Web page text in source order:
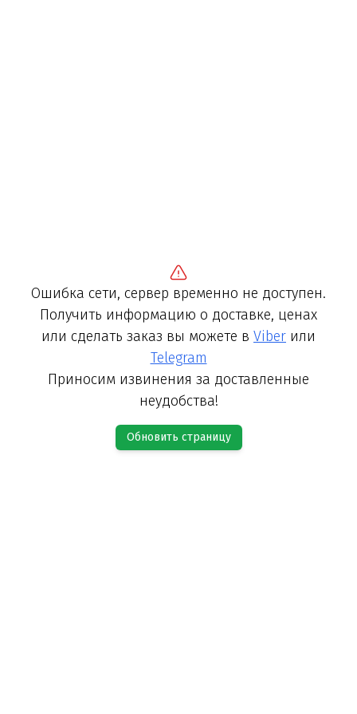
Ошибка сети, сервер временно не доступен.
Получить информацию о доставке, ценах
или сделать заказ вы можете в Viber или
Telegram
Приносим извинения за доставленные
неудобства!
Обновить страницу